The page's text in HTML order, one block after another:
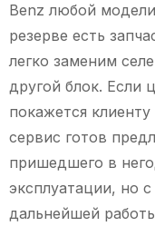
Benz любой
резерве есть
легко заменим
другой блок. Если
покажется
сервис готов
пришедшего в
эксплуатации, но
дальнейшей